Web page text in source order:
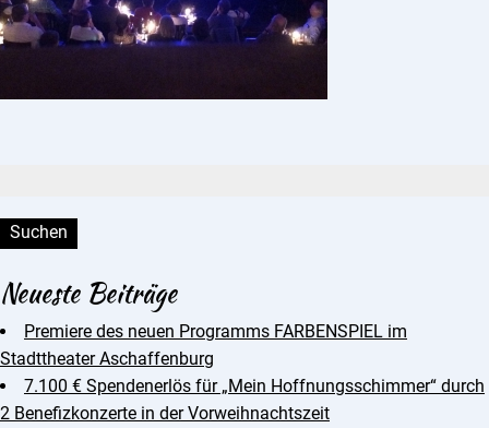
Neueste Beiträge
Premiere des neuen Programms FARBENSPIEL im
Stadttheater Aschaffenburg
7.100 € Spendenerlös für „Mein Hoffnungsschimmer“ durch
2 Benefizkonzerte in der Vorweihnachtszeit